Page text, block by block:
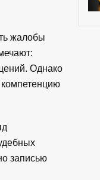
жалобы
Однако
компетенцию
записью